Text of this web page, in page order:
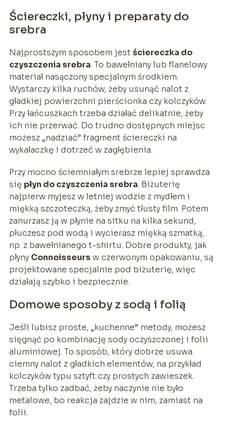
Ściereczki, płyny i preparaty do
srebra
Najprostszym sposobem jest ściereczka do
czyszczenia srebra. To bawełniany lub flanelowy
materiał nasączony specjalnym środkiem.
Wystarczy kilka ruchów, żeby usunąć nalot z
gładkiej powierzchni pierścionka czy kolczyków.
Przy łańcuszkach trzeba działać delikatnie, żeby
ich nie przerwać. Do trudno dostępnych miejsc
możesz „nadziać” fragment ściereczki na
wykałaczkę i dotrzeć w zagłębienia.
Przy mocno ściemniałym srebrze lepiej sprawdza
się płyn do czyszczenia srebra. Biżuterię
najpierw myjesz w letniej wodzie z mydłem i
miękką szczoteczką, żeby zmyć tłusty film. Potem
zanurzasz ją w płynie na sitku na kilka sekund,
płuczesz pod wodą i wycierasz miękką szmatką,
np. z bawełnianego t-shirtu. Dobre produkty, jak
płyny Connoisseurs w czerwonym opakowaniu, są
projektowane specjalnie pod biżuterię, więc
działają szybko i bezpiecznie.
Domowe sposoby z sodą i folią
Jeśli lubisz proste, „kuchenne” metody, możesz
sięgnąć po kombinację sody oczyszczonej i folii
aluminiowej. To sposób, który dobrze usuwa
ciemny nalot z gładkich elementów, na przykład
kolczyków typu sztyft czy prostych zawieszek.
Trzeba tylko zadbać, żeby naczynie nie było
metalowe, bo reakcja zajdzie w nim, zamiast na
folii.